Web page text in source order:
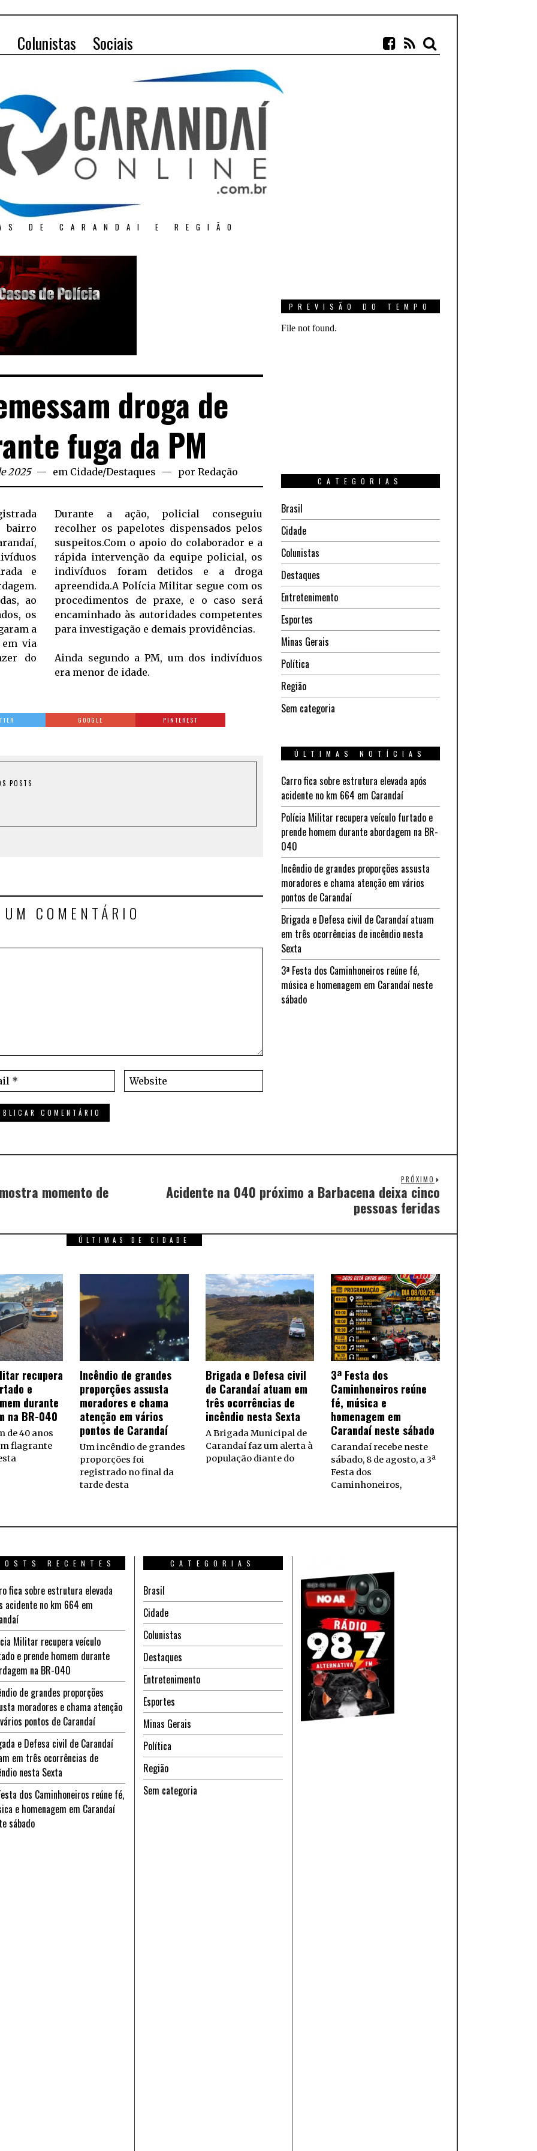
Colunistas Sociais
DE CARANDAI E REGIÃO
droga de
fuga da PM
2025 em Cidade/Destaques porRedação
e
ao
os
a
via
Durante a ação, policial conseguiu
recolher os papelotes dispensados pelos
suspeitos.Com o apoio do colaborador e a
rápida intervenção da equipe policial, os
indivíduos foram detidos e a droga
apreendida.A Polícia Militar segue com os
procedimentos de praxe, e o caso será
encaminhado às autoridades competentes
para investigação e demais providências.
Ainda segundo a PM, um dos indivíduos
era menor de idade.
GOOGLE PINTEREST
POSTS
COMENTÁRIO
PREVISÃO DO TEMPO
CATEGORIAS
Brasil
Cidade
Colunistas
Destaques
Entretenimento
Esportes
Minas Gerais
Política
Região
Sem categoria
ÚLTIMAS NOTÍCIAS
Carro fica sobre estrutura elevada após
acidente no km 664 em Carandaí
Polícia Militar recupera veículo furtado e
prende homem durante abordagem na BR-
040
Incêndio de grandes proporções assusta
moradores e chama atenção em vários
pontos de Carandaí
Brigada e Defesa civil de Carandaí atuam
em três ocorrências de incêndio nesta
Sexta
3ª Festa dos Caminhoneiros reúne fé,
música e homenagem em Carandaí neste
sábado
momento de
PRÓXIMO
Acidente na 040 próximo a Barbacena deixa cinco
pessoas feridas
ÚLTIMAS DE CIDADE
recupera
e
durante
na BR-040
de 40 anos
flagrante
Incêndio de grandes
proporções assusta
moradores e chama
atenção em vários
pontos de Carandaí
Um incêndio de grandes
proporções foi
registrado no final da
tarde desta
Brigada e Defesa civil
de Carandaí atuam em
três ocorrências de
incêndio nesta Sexta
A Brigada Municipal de
Carandaí faz um alerta à
população diante do
3ª Festa dos
Caminhoneiros reúne
fé, música e
homenagem em
Carandaí neste sábado
Carandaí recebe neste
sábado, 8 de agosto, a 3ª
Festa dos
Caminhoneiros,
RECENTES
fica sobre estrutura elevada
acidente no km 664 em
Militar recupera veículo
e prende homem durante
na BR-040
de grandes proporções
moradores e chama atenção
pontos de Carandaí
e Defesa civil de Carandaí
em três ocorrências de
nesta Sexta
dos Caminhoneiros reúne fé,
e homenagem em Carandaí
sábado
CATEGORIAS
Brasil
Cidade
Colunistas
Destaques
Entretenimento
Esportes
Minas Gerais
Política
Região
Sem categoria